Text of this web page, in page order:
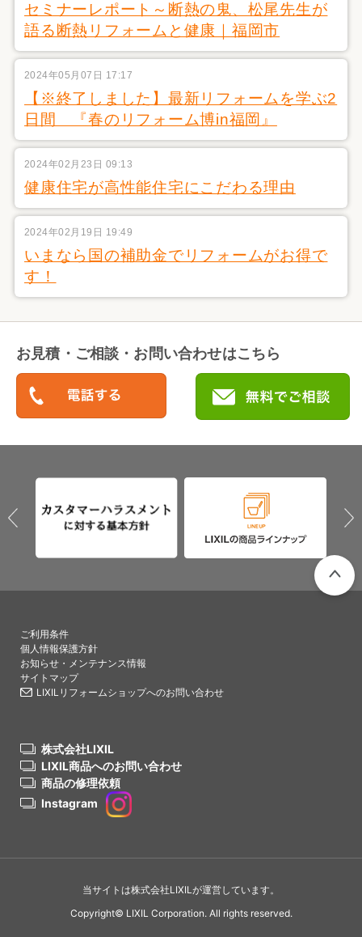
セミナーレポート～断熱の鬼、松尾先生が
語る断熱リフォームと健康｜福岡市
2024年05月07日 17:17
【※終了しました】最新リフォームを学ぶ2
日間 『春のリフォーム博in福岡』
2024年02月23日 09:13
健康住宅が高性能住宅にこだわる理由
2024年02月19日 19:49
いまなら国の補助金でリフォームがお得で
す！
お見積・ご相談・お問い合わせはこちら
ご利用条件
個人情報保護方針
お知らせ・メンテナンス情報
サイトマップ
LIXILリフォームショップへのお問い合わせ
株式会社LIXIL
LIXIL商品へのお問い合わせ
商品の修理依頼
Instagram
当サイトは株式会社LIXILが運営しています。
Copyright© LIXIL Corporation. All rights reserved.